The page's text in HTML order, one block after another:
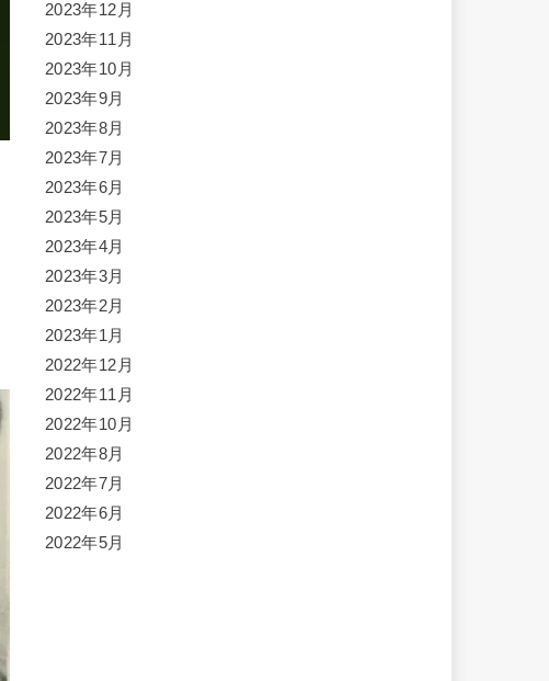
2023年12月
2023年11月
2023年10月
2023年9月
2023年8月
2023年7月
2023年6月
2023年5月
2023年4月
2023年3月
2023年2月
2023年1月
2022年12月
2022年11月
2022年10月
2022年8月
2022年7月
2022年6月
2022年5月